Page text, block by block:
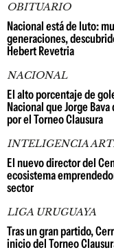
OBITUARIO
Nacional está de luto:
generaciones,
Hebert Revetria
NACIONAL
El alto porcentaje de
Nacional que Jorge
por el Torneo Clausura
INTELIGENCIA
El nuevo director del
ecosistema
sector
LIGA URUGUAYA
Tras un gran partido,
inicio del Torneo